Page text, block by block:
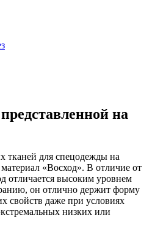
на
тканей для спецодежды на
«Восход». В отличие от
отличается высоким уровнем
он отлично держит форму
свойств даже при условиях
низких или